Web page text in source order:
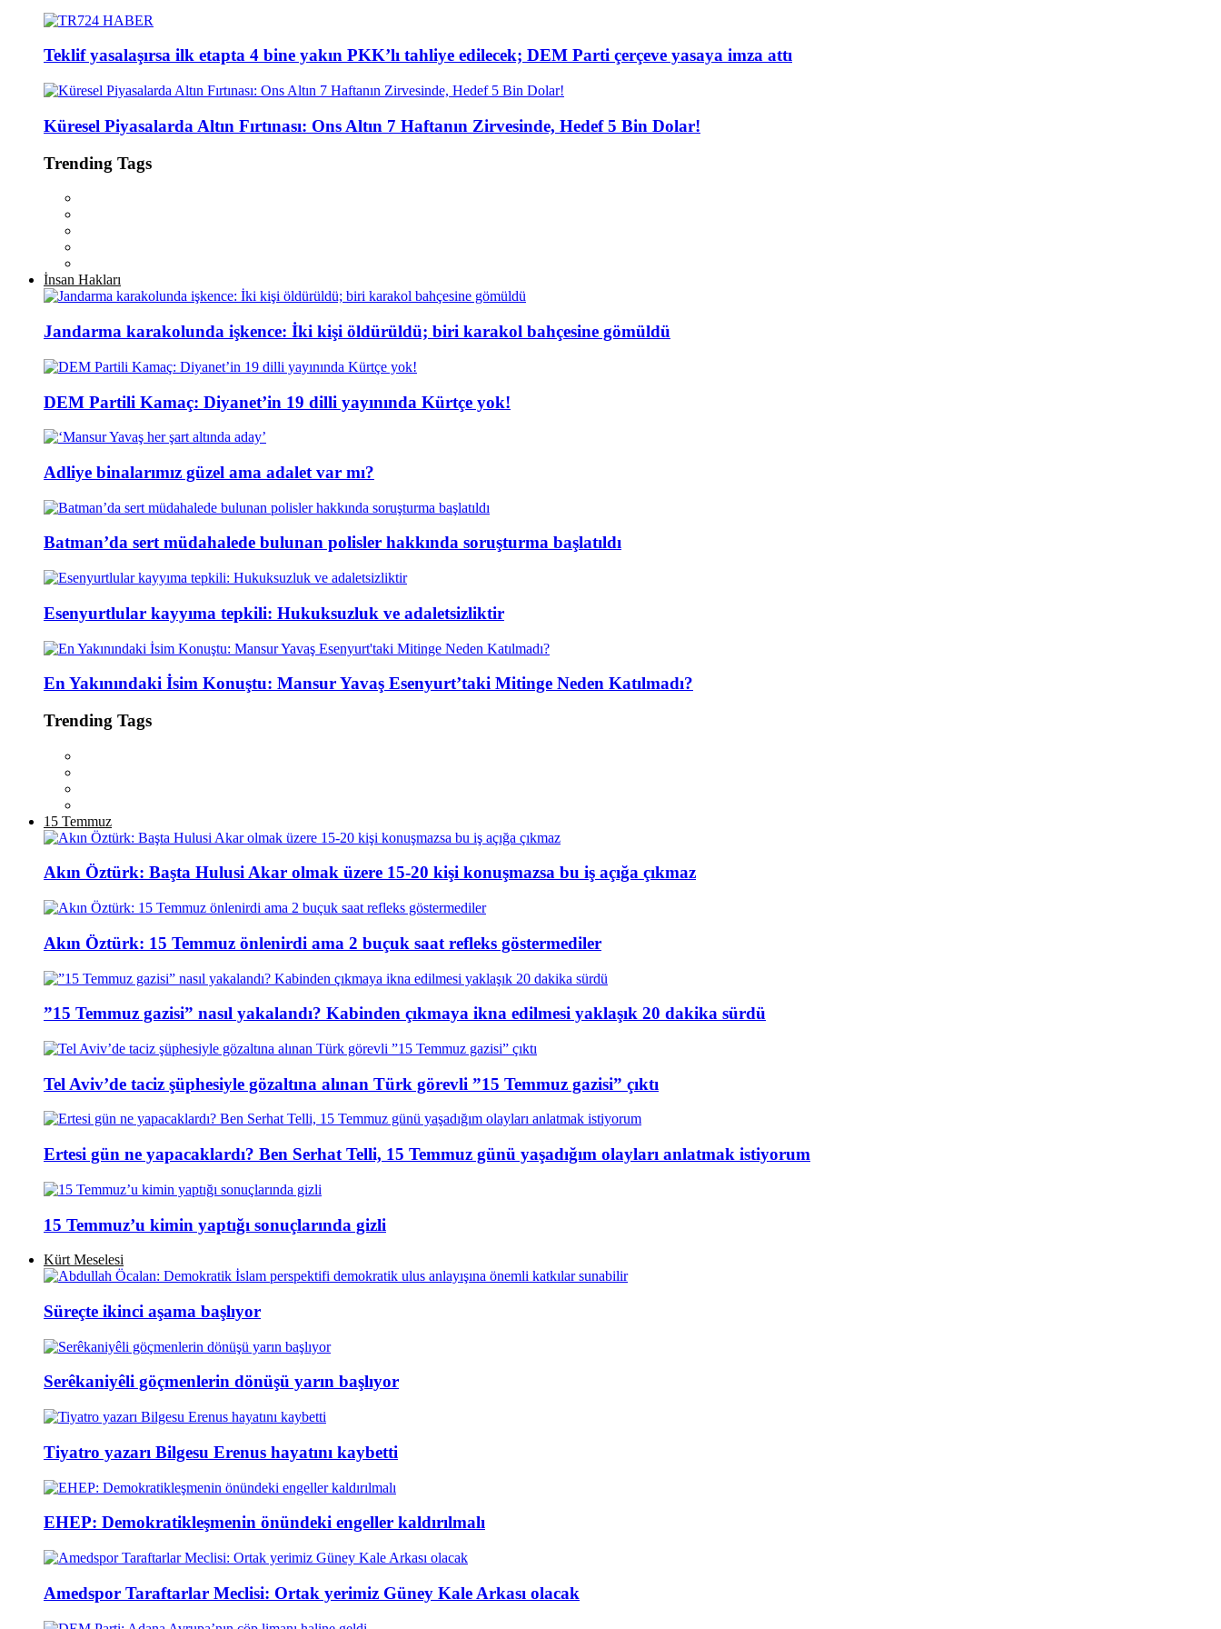
Teklif yasalaşırsa ilk etapta 4 bine yakın PKK’lı tahliye edilecek; DEM Parti çerçeve yasaya imza attı
Küresel Piyasalarda Altın Fırtınası: Ons Altın 7 Haftanın Zirvesinde, Hedef 5 Bin Dolar!
Trending Tags
İnsan Hakları
Jandarma karakolunda işkence: İki kişi öldürüldü; biri karakol bahçesine gömüldü
DEM Partili Kamaç: Diyanet’in 19 dilli yayınında Kürtçe yok!
Adliye binalarımız güzel ama adalet var mı?
Batman’da sert müdahalede bulunan polisler hakkında soruşturma başlatıldı
Esenyurtlular kayyıma tepkili: Hukuksuzluk ve adaletsizliktir
En Yakınındaki İsim Konuştu: Mansur Yavaş Esenyurt’taki Mitinge Neden Katılmadı?
Trending Tags
15 Temmuz
Akın Öztürk: Başta Hulusi Akar olmak üzere 15-20 kişi konuşmazsa bu iş açığa çıkmaz
Akın Öztürk: 15 Temmuz önlenirdi ama 2 buçuk saat refleks göstermediler
”15 Temmuz gazisi” nasıl yakalandı? Kabinden çıkmaya ikna edilmesi yaklaşık 20 dakika sürdü
Tel Aviv’de taciz şüphesiyle gözaltına alınan Türk görevli ”15 Temmuz gazisi” çıktı
Ertesi gün ne yapacaklardı? Ben Serhat Telli, 15 Temmuz günü yaşadığım olayları anlatmak istiyorum
15 Temmuz’u kimin yaptığı sonuçlarında gizli
Kürt Meselesi
Süreçte ikinci aşama başlıyor
Serêkaniyêli göçmenlerin dönüşü yarın başlıyor
Tiyatro yazarı Bilgesu Erenus hayatını kaybetti
EHEP: Demokratikleşmenin önündeki engeller kaldırılmalı
Amedspor Taraftarlar Meclisi: Ortak yerimiz Güney Kale Arkası olacak